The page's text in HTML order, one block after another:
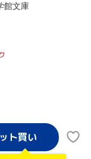
館文庫